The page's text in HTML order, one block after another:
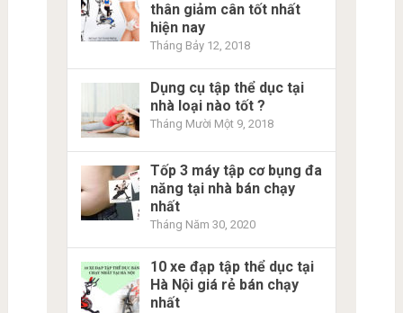
thân giảm cân tốt nhất
hiện nay
Tháng Bảy 12, 2018
Dụng cụ tập thể dục tại
nhà loại nào tốt ?
Tháng Mười Một 9, 2018
Tốp 3 máy tập cơ bụng đa
năng tại nhà bán chạy
nhất
Tháng Năm 30, 2020
10 xe đạp tập thể dục tại
Hà Nội giá rẻ bán chạy
nhất